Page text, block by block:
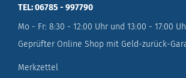
TEL: 06785 - 997790
Mo - Fr: 8:30 - 12:00 Uhr und 13:00 - 17:00
Geprüfter Online Shop mit Geld-zurück-
Merkzettel